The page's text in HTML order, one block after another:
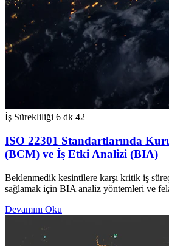
İş Sürekliliği 6 dk 42
ISO 22301 Standartlarında
(BCM) ve İş Etki Analizi (BIA)
Beklenmedik kesintilere karşı kritik iş
sağlamak için BIA analiz yöntemleri ve
Devamını Oku